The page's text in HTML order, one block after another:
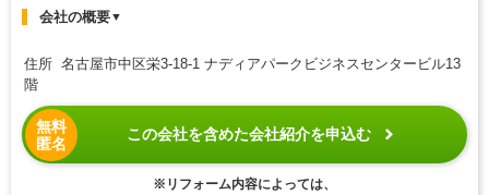
会社の概要▼
住所 名古屋市中区栄3-18-1 ナディアパークビジネスセンタービル13
階
無料
匿名
この会社を含めた会社紹介を申込む
※リフォーム内容によっては、